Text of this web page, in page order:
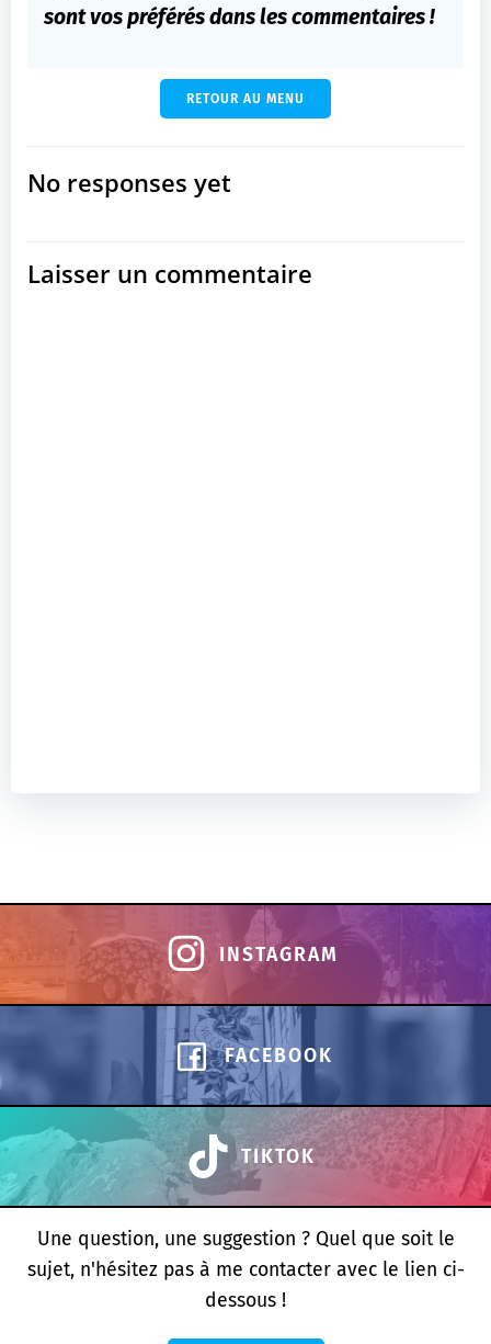
sont vos préférés dans les commentaires !
RETOUR AU MENU
No responses yet
Laisser un commentaire
INSTAGRAM
FACEBOOK
TIKTOK
Une question, une suggestion ? Quel que soit le
sujet, n'hésitez pas à me contacter avec le lien ci-
dessous !